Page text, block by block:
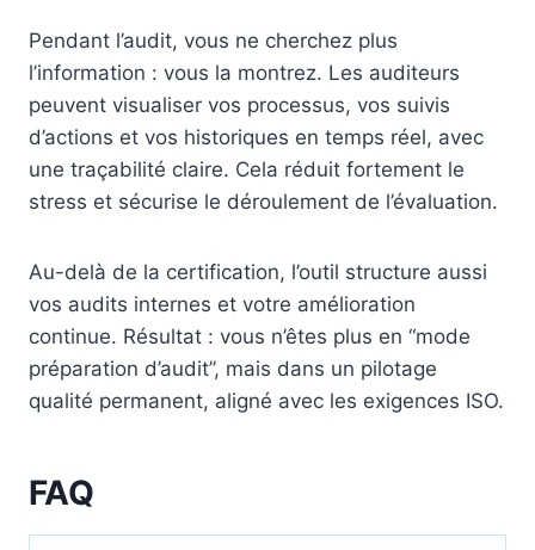
Pendant l’audit, vous ne cherchez plus
l’information : vous la montrez. Les auditeurs
peuvent visualiser vos processus, vos suivis
d’actions et vos historiques en temps réel, avec
une traçabilité claire. Cela réduit fortement le
stress et sécurise le déroulement de l’évaluation.
Au-delà de la certification, l’outil structure aussi
vos audits internes et votre amélioration
continue. Résultat : vous n’êtes plus en “mode
préparation d’audit”, mais dans un pilotage
qualité permanent, aligné avec les exigences ISO.
FAQ